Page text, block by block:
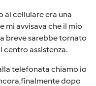
al cellulare era una
mi avvisava che il mio
breve sarebbe tornato
centro assistenza.
telefonata chiamo io
dopo